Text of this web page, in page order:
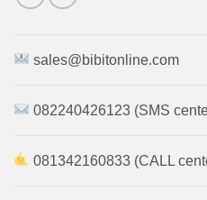
sales@bibitonline.com
082240426123 (SMS
081342160833 (CALL